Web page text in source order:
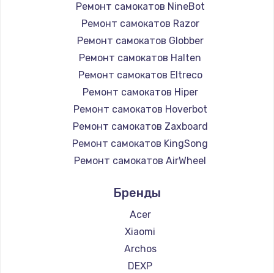
Ремонт самокатов NineBot
Ремонт самокатов Razor
Ремонт самокатов Globber
Ремонт самокатов Halten
Ремонт самокатов Eltreco
Ремонт самокатов Hiper
Ремонт самокатов Hoverbot
Ремонт самокатов Zaxboard
Ремонт самокатов KingSong
Ремонт самокатов AirWheel
Ремонт самокатов Hunter
Ремонт самокатов Shorner
Ремонт самокатов Joyor
Ремонт самокатов Minimotors
Ремонт самокатов Bork
Бренды
Acer
Xiaomi
Archos
DEXP